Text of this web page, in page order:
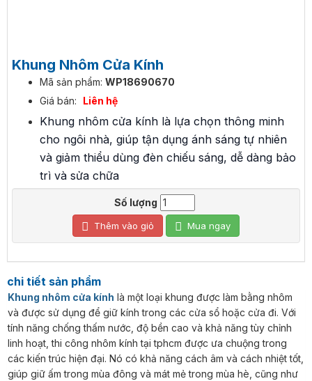
Khung Nhôm Cửa Kính
Mã sản phẩm: WP18690670
Giá bán:
Liên hệ
Khung nhôm cửa kính là lựa chọn thông minh
cho ngôi nhà, giúp tận dụng ánh sáng tự nhiên
và giảm thiểu dùng đèn chiếu sáng, dễ dàng bảo
trì và sửa chữa
Số lượng
Thêm vào giỏ Mua ngay
chi tiết sản phẩm
Khung nhôm cửa kính là một loại khung được làm bằng nhôm
và được sử dụng để giữ kính trong các cửa sổ hoặc cửa đi. Với
tính năng chống thấm nước, độ bền cao và khả năng tùy chỉnh
linh hoạt, thi công nhôm kính tại tphcm được ưa chuộng trong
các kiến trúc hiện đại. Nó có khả năng cách âm và cách nhiệt tốt,
giúp giữ ấm trong mùa đông và mát mẻ trong mùa hè, cũng như